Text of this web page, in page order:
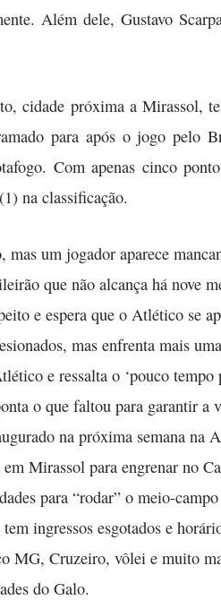
Além dele, Gustavo
cidade próxima a Mirassol,
para após o jogo pelo
Com apenas cinco
na classificação.
um jogador aparece
que não alcança há nove
e espera que o Atlético se
mas enfrenta mais
e ressalta o ‘pouco tempo
o que faltou para garantir a
na próxima semana na
Mirassol para engrenar no
para “rodar” o meio-
ingressos esgotados e
MG, Cruzeiro, vôlei e muito
do Galo.